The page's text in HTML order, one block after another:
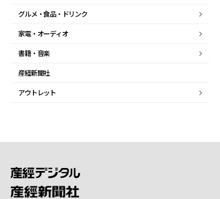
グルメ・食品・ ドリンク
家電・ オーディオ
書籍・音楽
産経新聞社
アウトレット